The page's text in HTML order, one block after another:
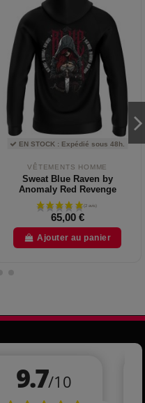
EN STOCK : Expédié sous 48h.
VÊTEMENTS HOMME
Sweat Blue Raven by
Anomaly Red Revenge
65,00 €
Ajouter au panier